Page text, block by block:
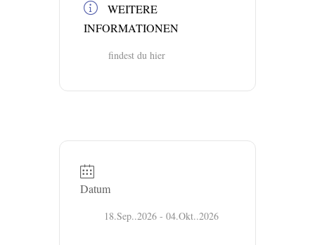
WEITERE
INFORMATIONEN
findest du hier
Datum
18.Sep..2026 - 04.Okt..2026